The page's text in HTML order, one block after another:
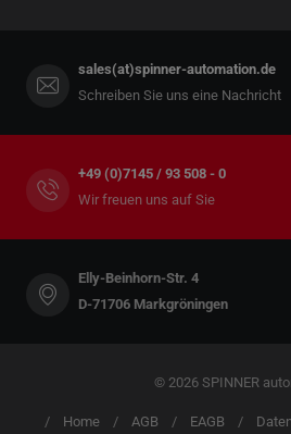
sales(at)spinner-automation.de
Schreiben Sie uns eine Nachricht
+49 (0)7145 / 93 508 - 0
Wir freuen uns auf Sie
Elly-Beinhorn-Str. 4
D-71706 Markgröningen
© 2026 SPINNER
Home AGB EAGB